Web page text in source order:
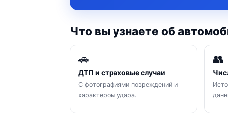
Что вы узнаете об
🚗
ДТП и страховые случаи
С фотографиями повреждений и
характером удара.
👥